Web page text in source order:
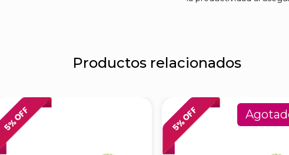
Productos relacionados
5
% OFF 5
% OFF